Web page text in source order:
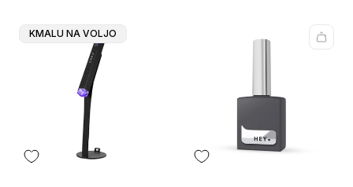
Oznaka
KMALU NA VOLJO